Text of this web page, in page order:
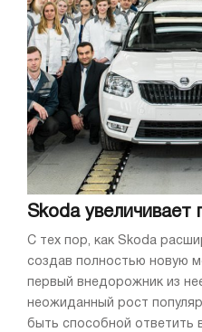
Skoda увеличивает
С тех пор, как Skoda
создав полностью новую
первый внедорожник из
неожиданный рост
быть способной ответить